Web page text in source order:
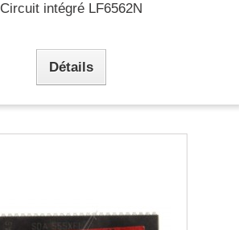
Circuit intégré LF6562N
Détails